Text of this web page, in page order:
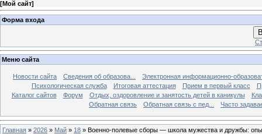
[Мой сайт]
Форма входа
Меню сайта
Новости сайта Сведения об образова...
Электронная информационно-
Психологическая служба
Итоговая аттестация Прием в первый класс
Каталог сайтов
Форум Отдых, оздоровление и занятость детей в каникулы
Обратная связь
Обратная связь с пед... Часто
Главная » 2026 » Май » 18 » Военно‑полевые сборы — школа мужества и дружбы: